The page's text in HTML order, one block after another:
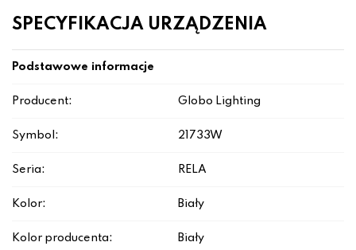
SPECYFIKACJA URZĄDZENIA
Podstawowe informacje
Producent: Globo Lighting
Symbol: 21733W
Seria: RELA
Kolor: Biały
Kolor producenta: Biały